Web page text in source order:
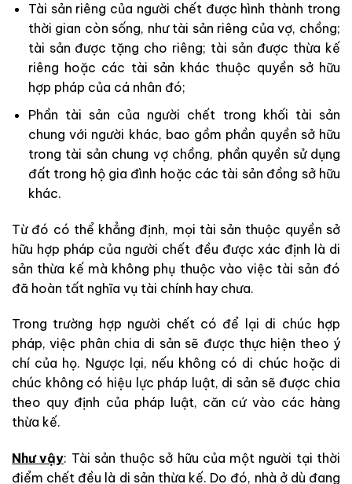
Tài sản riêng của người chết được hình thành trong
thời gian còn sống, như tài sản riêng của vợ, chồng;
tài sản được tặng cho riêng; tài sản được thừa kế
riêng hoặc các tài sản khác thuộc quyền sở hữu
hợp pháp của cá nhân đó;
Phần tài sản của người chết trong khối tài sản
chung với người khác, bao gồm phần quyền sở hữu
trong tài sản chung vợ chồng, phần quyền sử dụng
đất trong hộ gia đình hoặc các tài sản đồng sở hữu
khác.
Từ đó có thể khẳng định, mọi tài sản thuộc quyền sở
hữu hợp pháp của người chết đều được xác định là di
sản thừa kế mà không phụ thuộc vào việc tài sản đó
đã hoàn tất nghĩa vụ tài chính hay chưa.
Trong trường hợp người chết có để lại di chúc hợp
pháp, việc phân chia di sản sẽ được thực hiện theo ý
chí của họ. Ngược lại, nếu không có di chúc hoặc di
chúc không có hiệu lực pháp luật, di sản sẽ được chia
theo quy định của pháp luật, căn cứ vào các hàng
thừa kế.
Như vậy: Tài sản thuộc sở hữu của một người tại thời
điểm chết đều là di sản thừa kế. Do đó, nhà ở dù đang